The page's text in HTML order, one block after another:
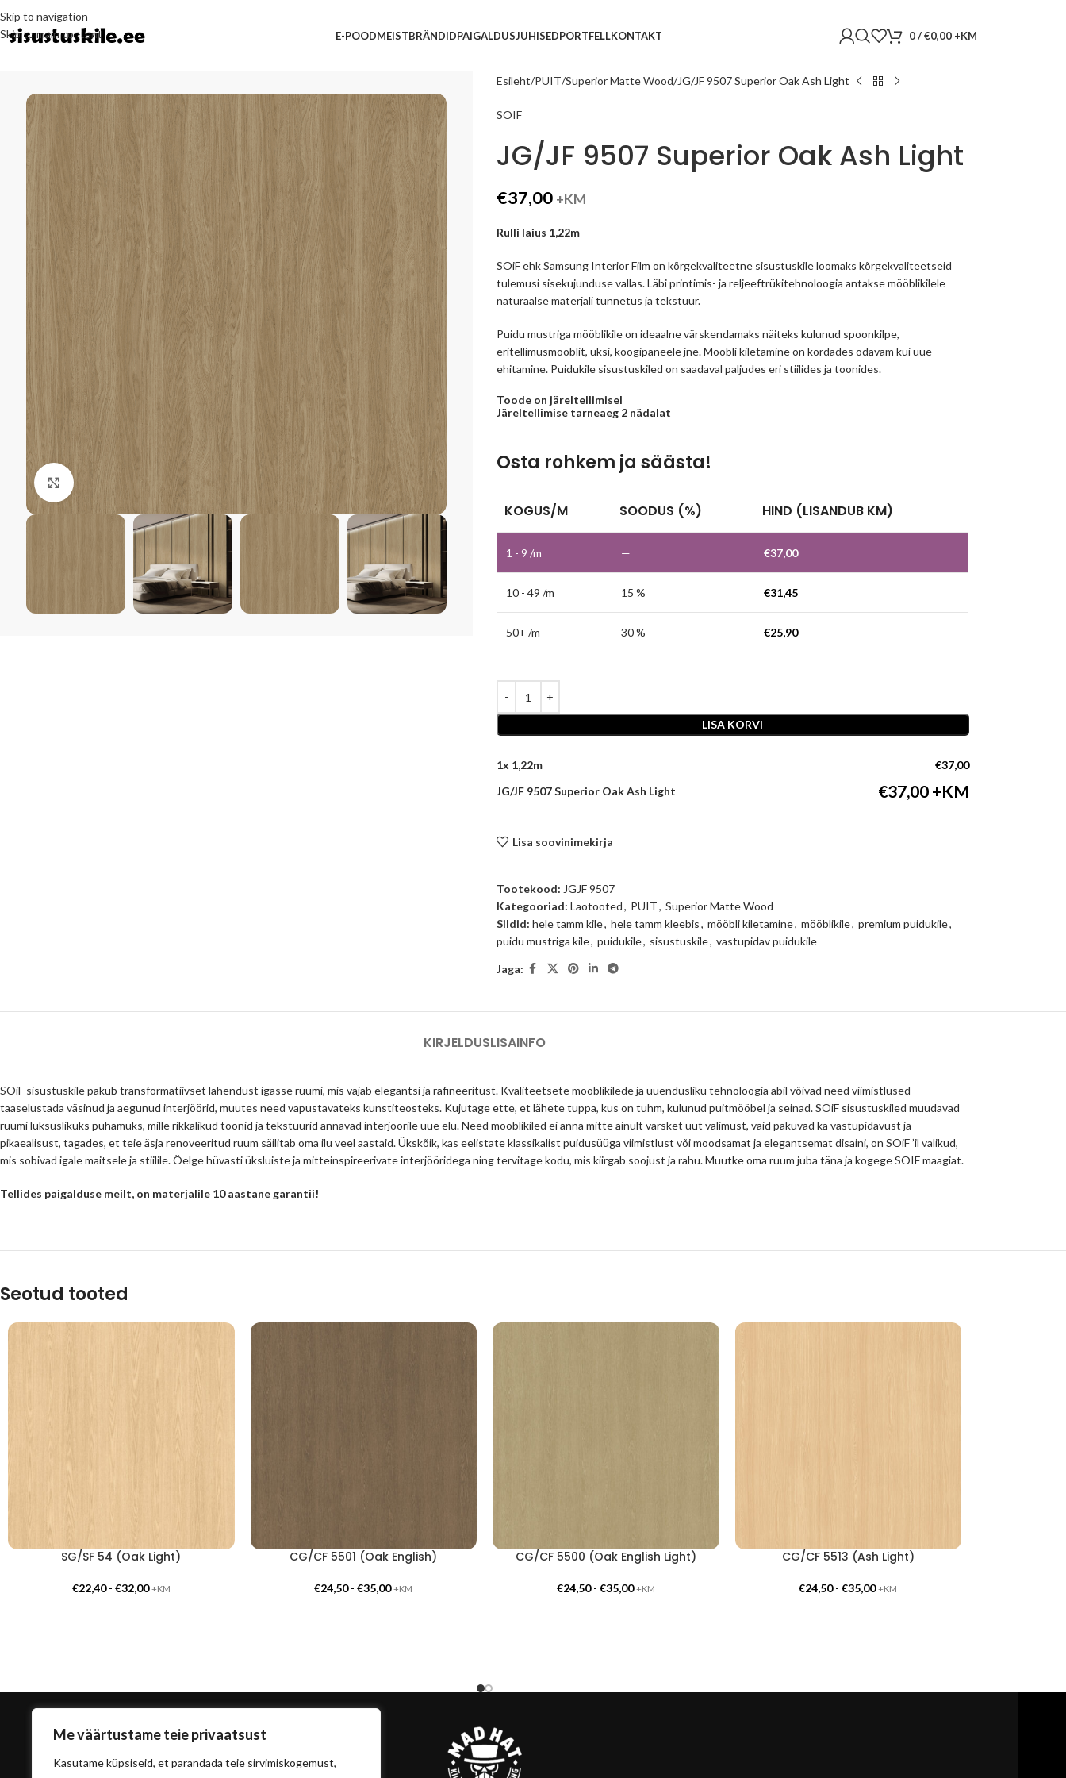
Me väärtustame teie privaatsust
Kasutame küpsiseid, et parandada teie sirvimiskogemust,
Skip to navigation
Skip to main content
E-POODMEISTBRÄNDIDPAIGALDUSJUHISEDPORTFELLKONTAKT 0/€0,00
Esileht PUIT Superior Matte Wood JG/JF 9507 Superior Oak Ash Light
SOIF
JG/JF 9507 Superior Oak Ash Light
€37,00 +KM
Rulli laius 1,22m
SOiF ehk Samsung Interior Film on kõrgekvaliteetne sisustuskile loomaks kõrgekvaliteetseid
tulemusi sisekujunduse vallas. Läbi printimis- ja reljeeftrükitehnoloogia antakse mööblikilele
naturaalse materjali tunnetus ja tekstuur.
Puidu mustriga mööblikile on ideaalne värskendamaks näiteks kulunud spoonkilpe,
eritellimusmööblit, uksi, köögipaneele jne. Mööbli kiletamine on kordades odavam kui uue
ehitamine. Puidukile sisustuskiled on saadaval paljudes eri stiilides ja toonides.
Toode on järeltellimisel
Järeltellimise tarneaeg 2 nädalat
Osta rohkem ja säästa!
KOGUS/M SOODUS (%) HIND (LISANDUB KM)
1 - 9 /m — €37,00
10 - 49 /m 15 % €31,45
50+ /m 30 % €25,90
LISA KORVI
1x €37,00
JG/JF 9507 Superior Oak Ash Light
€37,00
Lisa soovinimekirja
Tootekood: JGJF 9507
Kategooriad: Laotooted, PUIT, Superior Matte Wood
Sildid: hele tamm kile, hele tamm kleebis, mööbli kiletamine, mööblikile, premium puidukile,
puidu mustriga kile, puidukile, sisustuskile, vastupidav puidukile
Jaga:
KIRJELDUSLISAINFO
SOiF sisustuskile pakub transformatiivset lahendust igasse ruumi, mis vajab elegantsi ja rafineeritust. Kvaliteetsete mööblikilede ja uuendusliku tehnoloogia abil võivad need viimistlused
taaselustada väsinud ja aegunud interjöörid, muutes need vapustavateks kunstiteosteks. Kujutage ette, et lähete tuppa, kus on tuhm, kulunud puitmööbel ja seinad. SOiF sisustuskiled muudavad
ruumi luksuslikuks pühamuks, mille rikkalikud toonid ja tekstuurid annavad interjöörile uue elu. Need mööblikiled ei anna mitte ainult värsket uut välimust, vaid pakuvad ka vastupidavust ja
pikaealisust, tagades, et teie äsja renoveeritud ruum säilitab oma ilu veel aastaid. Ükskõik, kas eelistate klassikalist puidusüüga viimistlust või moodsamat ja elegantsemat disaini, on SOiF ’il valikud,
mis sobivad igale maitsele ja stiilile. Öelge hüvasti üksluiste ja mitteinspireerivate interjööridega ning tervitage kodu, mis kiirgab soojust ja rahu. Muutke oma ruum juba täna ja kogege SOIF maagiat.
Tellides paigalduse meilt, on materjalile 10 aastane garantii!
Seotud tooted
SG/SF 54 (Oak Light)
€22,40- €32,00 +KM
CG/CF 5501 (Oak English)
€24,50-€35,00 +KM
CG/CF 5500 (Oak English Light)
€24,50- €35,00 +KM
CG/CF 5513 (Ash Light)
€24,50-€35,00 +KM